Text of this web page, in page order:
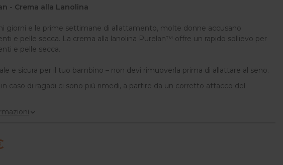
- Crema alla Lanolina
giorni e le prime settimane di allattamento, molte donne accusano
e pelle secca. La crema alla lanolina Purelan™ offre un rapido sollievo per
e pelle secca.
e sicura per il tuo bambino – non devi rimuoverla prima di allattare al seno.
caso di ragadi ci sono più rimedi, a partire da un corretto attacco del